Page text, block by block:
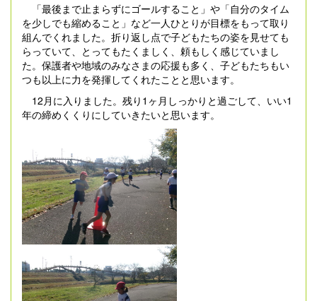
「最後まで止まらずにゴールすること」や「自分のタイム
を少しでも縮めること」など一人ひとりが目標をもって取り
組んでくれました。折り返し点で子どもたちの姿を見せても
らっていて、とってもたくましく、頼もしく感じていまし
た。保護者や地域のみなさまの応援も多く、子どもたちもい
つも以上に力を発揮してくれたことと思います。
12月に入りました。残り1ヶ月しっかりと過ごして、いい1
年の締めくくりにしていきたいと思います。